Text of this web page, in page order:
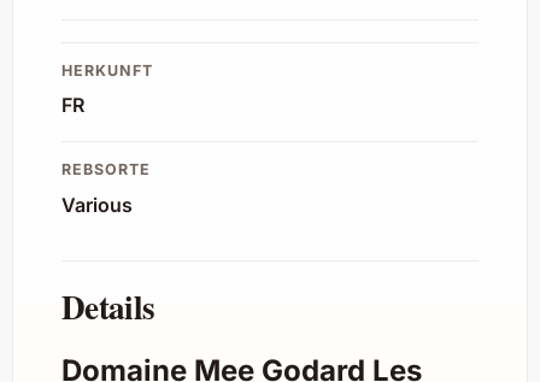
HERKUNFT
FR
REBSORTE
Various
Details
Domaine Mee Godard Les